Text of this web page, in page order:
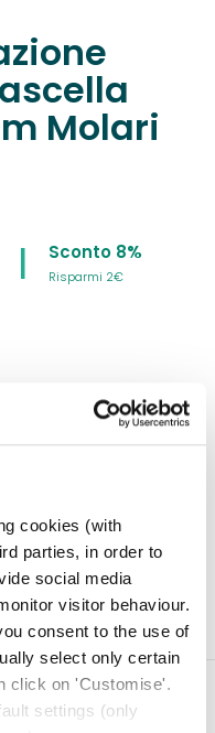
cookies (with
parties, in order to
social media
visitor behaviour.
consent to the use of
select only certain
click on 'Customise'.
settings (only
Molari
Sconto 8%
Risparmi 2€
€24,00
molari, arcata